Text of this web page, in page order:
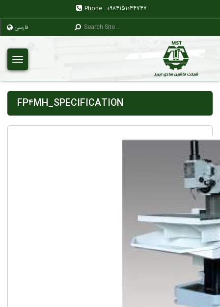
Phone :+۹۸۴۱۵۱۰۴۴۷۴۷
فارسی
FP۴MH_SPECIFICATION